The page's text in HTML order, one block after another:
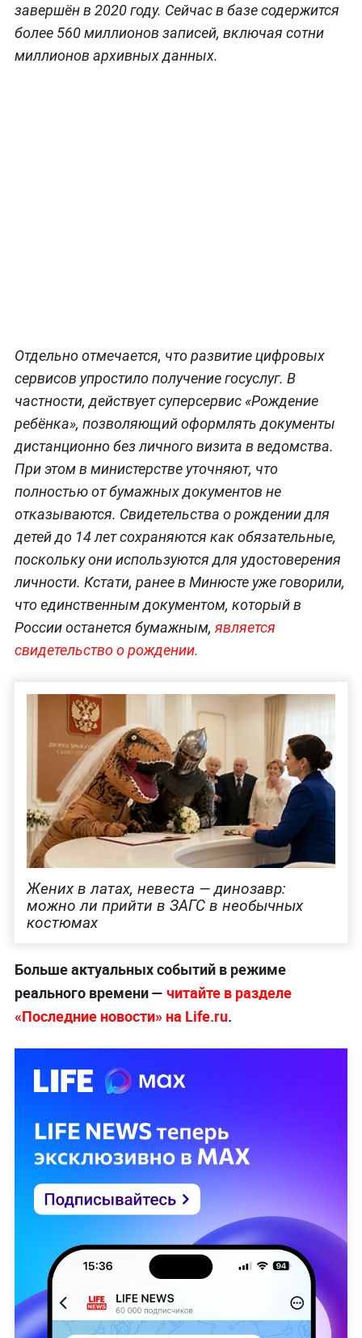
завершён в 2020 году. Сейчас в базе содержится
более 560 миллионов записей, включая сотни
миллионов архивных данных.
Отдельно отмечается, что развитие цифровых
сервисов упростило получение госуслуг. В
частности, действует суперсервис «Рождение
ребёнка», позволяющий оформлять документы
дистанционно без личного визита в ведомства.
При этом в министерстве уточняют, что
полностью от бумажных документов не
отказываются. Свидетельства о рождении для
детей до 14 лет сохраняются как обязательные,
поскольку они используются для удостоверения
личности. Кстати, ранее в Минюсте уже говорили,
что единственным документом, который в
России останется бумажным, является
свидетельство о рождении.
Жених в латах, невеста — динозавр:
можно ли прийти в ЗАГС в необычных
костюмах
Больше актуальных событий в режиме
реального времени — читайте в разделе
«Последние новости» на Life.ru.